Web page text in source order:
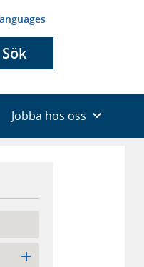
Sök
Jobba hos oss